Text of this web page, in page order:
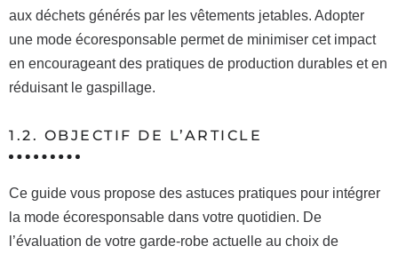
aux déchets générés par les vêtements jetables. Adopter
une mode écoresponsable permet de minimiser cet impact
en encourageant des pratiques de production durables et en
réduisant le gaspillage.
1.2. OBJECTIF DE L’ARTICLE
Ce guide vous propose des astuces pratiques pour intégrer
la mode écoresponsable dans votre quotidien. De
l’évaluation de votre garde-robe actuelle au choix de